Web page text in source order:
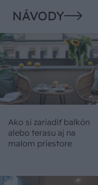
NÁVODY
Ako si zariadiť balkón
alebo terasu aj na
malom priestore